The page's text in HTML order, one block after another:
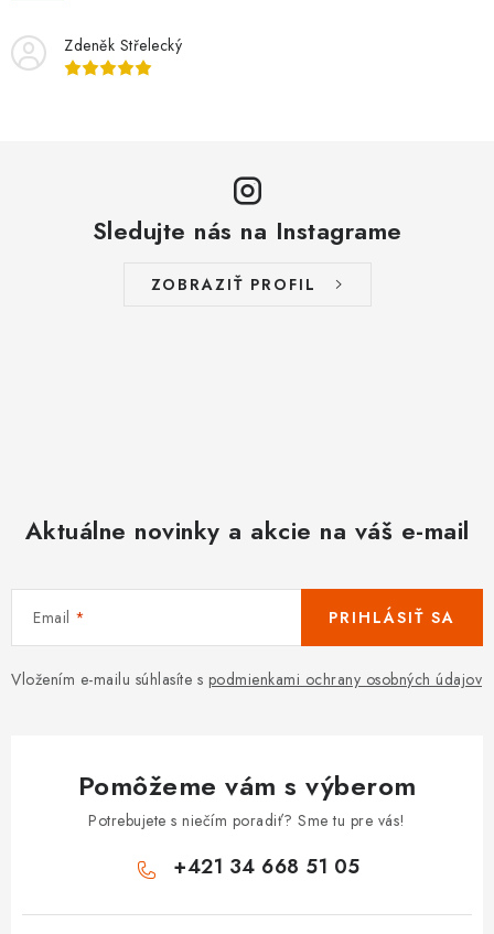
Zdeněk Střelecký
Sledujte nás na Instagrame
ZOBRAZIŤ PROFIL
Aktuálne novinky a akcie na váš e-mail
Email
Vložením e-mailu súhlasíte s podmienkami ochrany osobných údajov
PRIHLÁSIŤ SA
Pomôžeme vám s výberom
Potrebujete s niečím poradiť? Sme tu pre vás!
+421 34 668 51 05